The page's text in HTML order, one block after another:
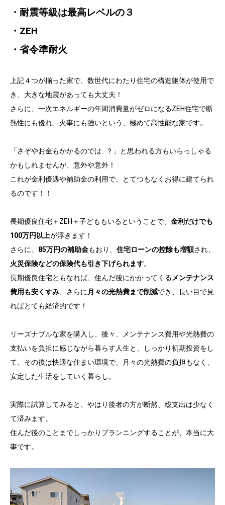
・耐震等級は最高レベルの３
・ZEH
・省令準耐火
上記４つが揃った家で、数世代にわたり住宅の構造躯体が使用で
き、大きな地震があっても大丈夫！
さらに、一次エネルギーの年間消費量がゼロになるZEH住宅で断
熱性にも優れ、火事にも強いという、極めて高性能な家です。
「さぞやお金もかかるのでは…？」と思われる方もいらっしゃる
かもしれませんが、意外や意外！
これが金利優遇や補助金の利用で、とてつもなくお得に建てられ
るのです！！
長期優良住宅＋ZEH＋子どももいるということで、 金利だけでも
100万円以上が浮きます！
さらに、 85万円の補助金もおり、 住宅ローンの控除も増額され、
火災保険などの保険代も引き下げられます。
長期優良住宅ともなれば、住んだ後にかかってくる メンテナンス
費用も安くすみ 、さらに 月々の光熱費まで削減でき、長い目で見
ればとても経済的です！
リーズナブルな家を購入し、後々、メンテナンス費用や光熱費の
支払いを負担に感じながら暮らす人生と、しっかり初期投資をし
て、その後は快適な住まい環境で、月々の光熱費の負担もなく、
安定した生活をしていく暮らし。
実際に試算してみると、やはり後者の方が断然、総支出は少なく
て済みます。
住んだ後のことまでしっかりプランニングすることが、本当に大
事です。